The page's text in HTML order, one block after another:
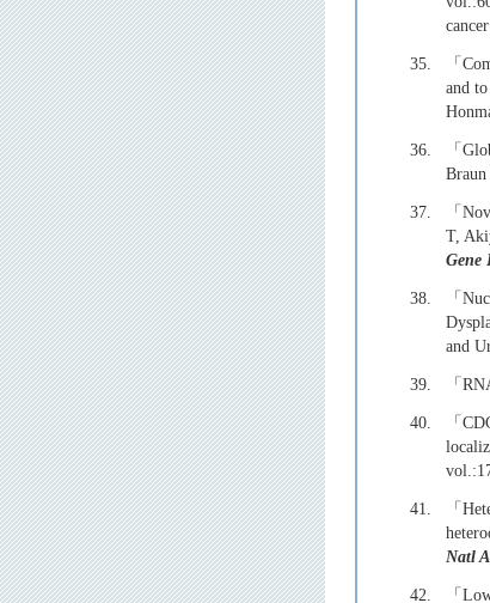
35.
「
and
36.
「
37.
「
T,
Gene
38.
「
and
39.
「
40.
「
41.
「
Natl
42.
「